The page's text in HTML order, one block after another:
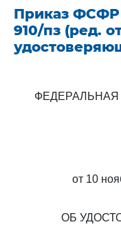
Приказ ФСФР
910/пз (ред.
от 10
ОБ